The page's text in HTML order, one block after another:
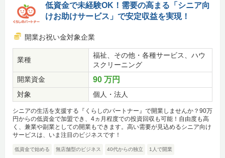
低資金で未経験OK！需要の高まる「シニア向
けお助けサービス」で安定収益を実現！
開業お祝い金対象企業
業種
福祉、その他・各種サービス、ハウ
スクリーニング
開業資金
90 万円
対象 個人・法人
シニアの生活を支援する『くらしのパートナー』で開業しませんか？90万
円からの低資金で加盟でき、4ヵ月程度での投資回収も可能！自由度も高
く、兼業や副業としての開業もできます。高い需要が見込めるシニア向け
サービスは、いま注目のビジネスです！
低資金で始める 無店舗型のビジネス 40代からの独立 1人で開業